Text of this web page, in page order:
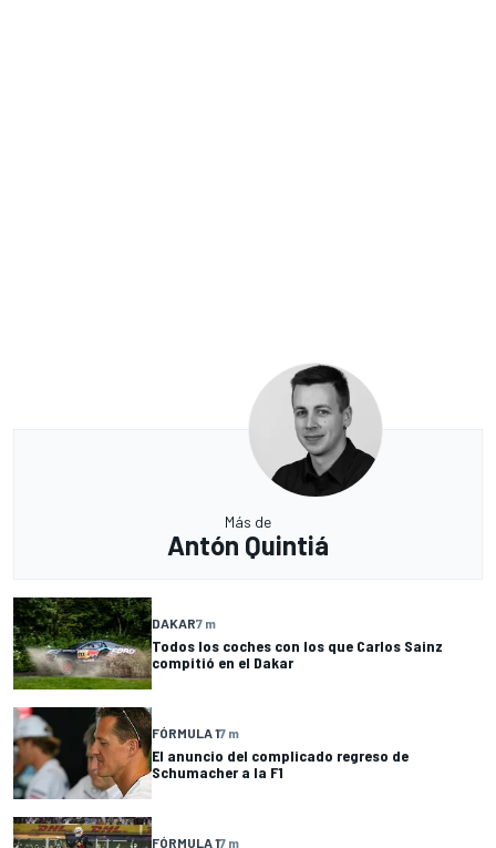
Más de
Antón Quintiá
DAKAR7 m
Todos los coches con los que Carlos Sainz
compitió en el Dakar
FÓRMULA 17 m
El anuncio del complicado regreso de
Schumacher a la F1
FÓRMULA 17 m